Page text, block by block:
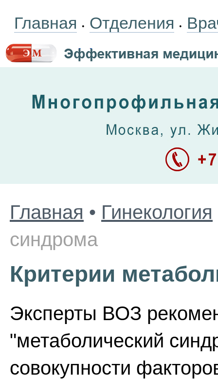
Главная • Отделения •
Главная • Гинекология
синдрома
Критерии
Эксперты ВОЗ
"метаболический
совокупности